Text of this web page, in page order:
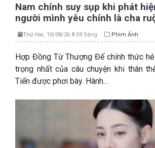
Nam chính suy sụp khi phát
người mình yêu chính là cha
Thứ Hai, 10/08/26 8:59 Sáng Phim Ảnh
Hợp Đồng Từ Thượng Đế chính thức
trọng nhất của câu chuyện khi thân
Tiến được phơi bày. Hành…